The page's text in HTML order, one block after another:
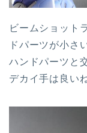
ビームショット
ドパーツが小さ
ハンドパーツと
デカイ手は良いね